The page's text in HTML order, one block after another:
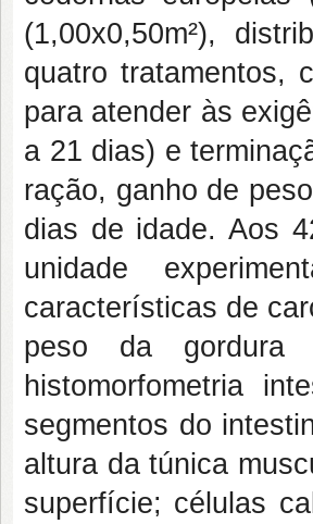
(1,00x0,50m²),
quatro tratamentos,
para atender às
a 21 dias) e
ração, ganho de
dias de idade. Aos
unidade
características de
peso da gordura
histomorfometria
segmentos do
altura da túnica
superfície; células